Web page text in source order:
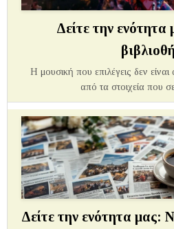
Δείτε την
Η μουσική που επιλέγεις δεν
από τα στοιχεία που
Δείτε την ενότητα μας: